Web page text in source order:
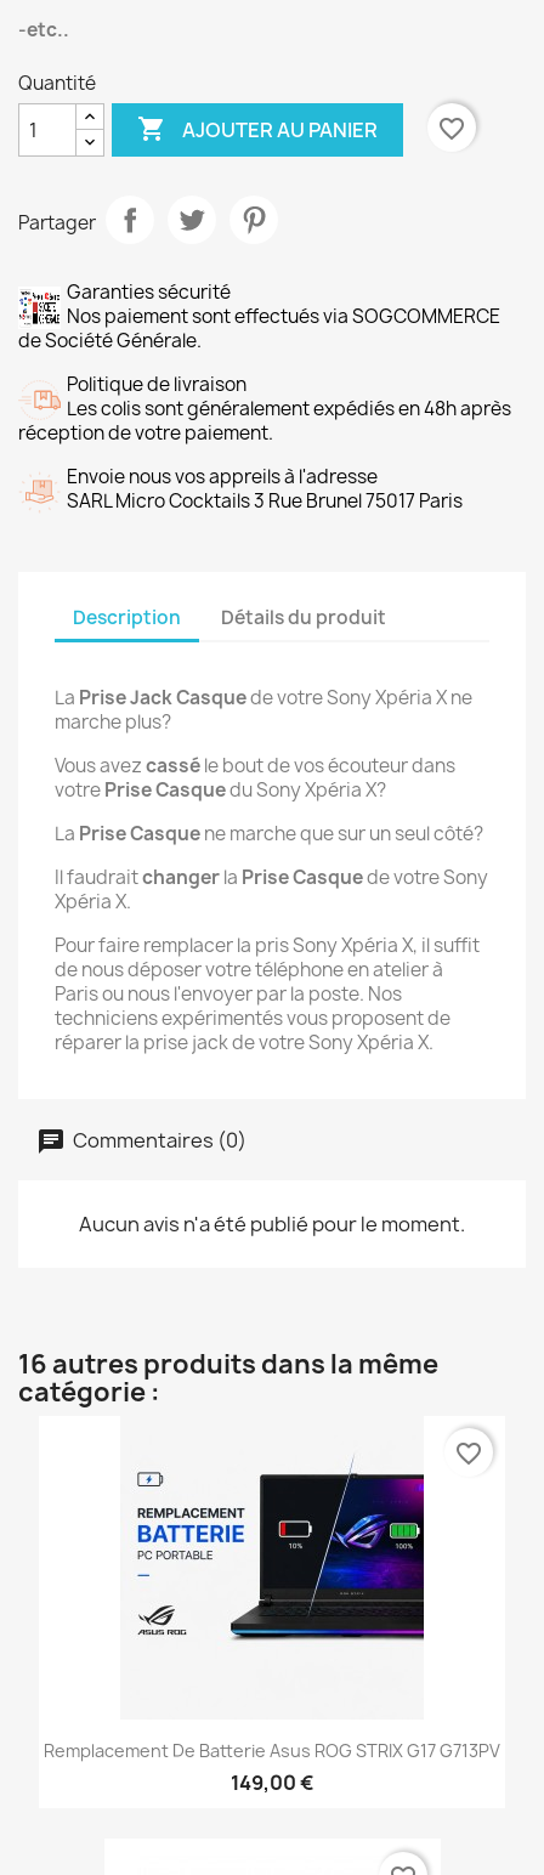
-etc..
Quantité
 AJOUTER AU PANIER favorite_border
Partager
Garanties sécurité
Nos paiement sont effectués via SOGCOMMERCE
de Société Générale.
Politique de livraison
Les colis sont généralement expédiés en 48h après
réception de votre paiement.
Envoie nous vos appreils à l'adresse
SARL Micro Cocktails 3 Rue Brunel 75017 Paris
Description Détails du produit
La Prise Jack Casquede votre Sony Xpéria X ne
marche plus?
Vous avezcasséle bout de vos écouteur dans
votrePrise Casquedu Sony Xpéria X?
La Prise Casquene marche que sur un seul côté?
Il faudraitchangerla Prise Casquede votre Sony
Xpéria X.
Pour faire remplacer la pris Sony Xpéria X, il suffit
de nous déposer votre téléphone en atelier à
Paris ou nous l'envoyer par la poste. Nos
techniciens expérimentés vous proposent de
réparer la prise jack de votre Sony Xpéria X.
Commentaires (0)
Aucun avis n'a été publié pour le moment.
16 autres produits dans la même
catégorie :
Remplacement De Batterie Asus ROG STRIX G17 G713PV
149,00 €
favorite_border